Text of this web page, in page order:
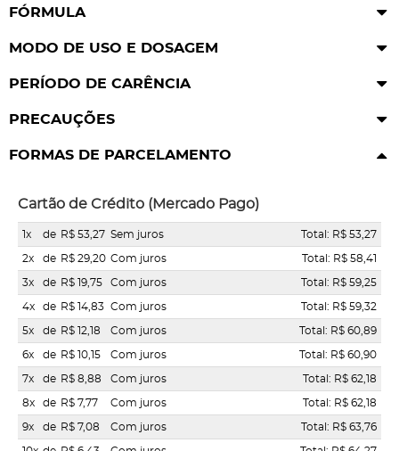
FÓRMULA
MODO DE USO E DOSAGEM
PERÍODO DE CARÊNCIA
PRECAUÇÕES
FORMAS DE PARCELAMENTO
Cartão de Crédito (Mercado Pago)
1x de R$ 53,27 Sem juros Total: R$ 53,27
2x de R$ 29,20 Com juros Total: R$ 58,41
3x de R$ 19,75 Com juros Total: R$ 59,25
4x de R$ 14,83 Com juros Total: R$ 59,32
5x de R$ 12,18 Com juros Total: R$ 60,89
6x de R$ 10,15 Com juros Total: R$ 60,90
7x de R$ 8,88 Com juros Total: R$ 62,18
8x de R$ 7,77 Com juros Total: R$ 62,18
9x de R$ 7,08 Com juros Total: R$ 63,76